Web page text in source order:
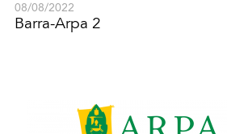
08/08/2022
Barra-Arpa 2